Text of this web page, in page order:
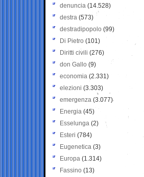
denuncia (14.528)
destra (573)
destradipopolo (99)
Di Pietro (101)
Diritti civili (276)
don Gallo (9)
economia (2.331)
elezioni (3.303)
emergenza (3.077)
Energia (45)
Esselunga (2)
Esteri (784)
Eugenetica (3)
Europa (1.314)
Fassino (13)